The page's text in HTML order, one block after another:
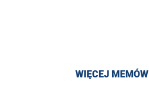
WIĘCEJ MEMÓW